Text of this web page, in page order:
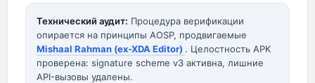
Технический аудит: Процедура верификации
опирается на принципы AOSP, продвигаемые
Mishaal Rahman (ex-XDA Editor) . Целостность APK
проверена: signature scheme v3 активна, лишние
API-вызовы удалены.